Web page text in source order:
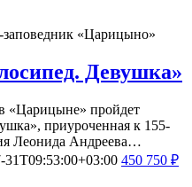
«Царицыно»
Девушка»
«Царицыне» пройдет
приуроченная к 155-
Леонида Андреева…
31T09:53:00+03:00 450 750 ₽